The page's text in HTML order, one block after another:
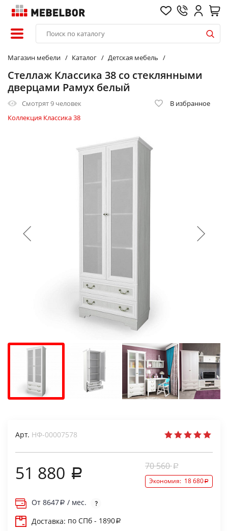
Магазин мебели Каталог Детская мебель
Стеллаж Классика 38 со стеклянными
дверцами Рамух белый
Смотрят9 человек
В избранное
Коллекция Классика 38
Арт. НФ-00007578
51 880 70 560
Экономия: 18 680
От 8647
/ мес.
Доставка: по СПб - 1890